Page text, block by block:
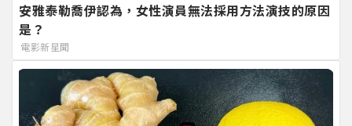
安雅泰勒喬伊認為，女性演員無法採用方法演技的原因
是？
電影新星聞